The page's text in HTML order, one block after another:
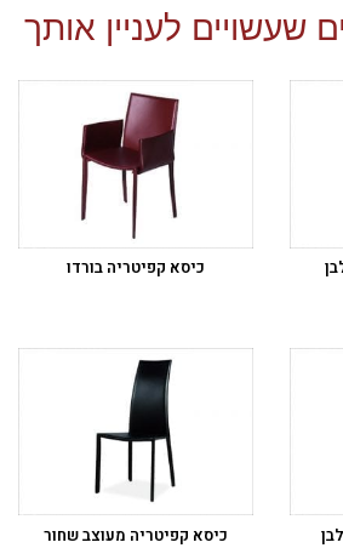
שעשויים לעניין אותך
כיסא קפיטריה בורדו
כיסא קפיטריה מעוצב שחור